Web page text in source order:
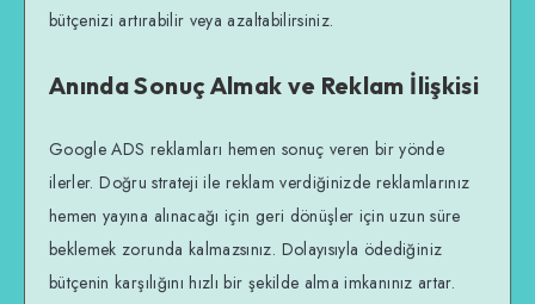
bütçenizi artırabilir veya azaltabilirsiniz.
Anında Sonuç Almak ve Reklam İlişkisi
Google ADS reklamları hemen sonuç veren bir yönde
ilerler. Doğru strateji ile reklam verdiğinizde reklamlarınız
hemen yayına alınacağı için geri dönüşler için uzun süre
beklemek zorunda kalmazsınız. Dolayısıyla ödediğiniz
bütçenin karşılığını hızlı bir şekilde alma imkanınız artar.